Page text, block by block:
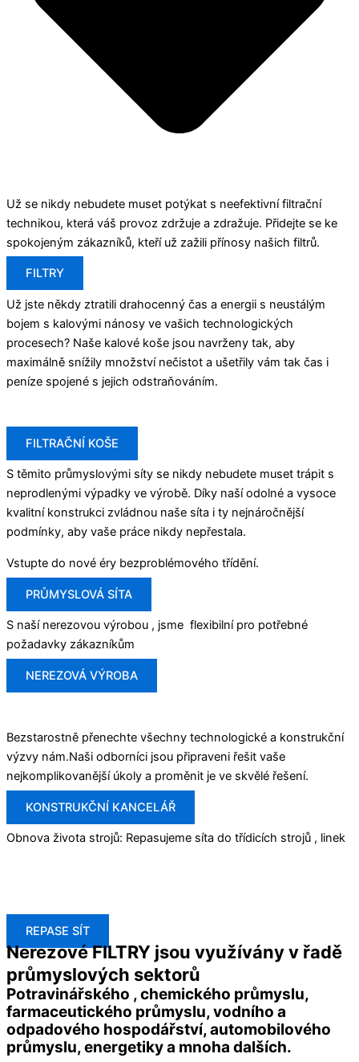
Už se nikdy nebudete muset potýkat s neefektivní filtrační
technikou, která váš provoz zdržuje a zdražuje. Přidejte se ke
spokojeným zákazníků, kteří už zažili přínosy našich filtrů.
FILTRY
Už jste někdy ztratili drahocenný čas a energii s neustálým
bojem s kalovými nánosy ve vašich technologických
procesech? Naše kalové koše jsou navrženy tak, aby
maximálně snížily množství nečistot a ušetřily vám tak čas i
peníze spojené s jejich odstraňováním.
FILTRAČNÍ KOŠE
S těmito průmyslovými síty se nikdy nebudete muset trápit s
neprodlenými výpadky ve výrobě. Díky naší odolné a vysoce
kvalitní konstrukci zvládnou naše síta i ty nejnáročnější
podmínky, aby vaše práce nikdy nepřestala.
Vstupte do nové éry bezproblémového třídění.
PRŮMYSLOVÁ SÍTA
S naší nerezovou výrobou , jsme flexibilní pro potřebné
požadavky zákazníkům
NEREZOVÁ VÝROBA
Bezstarostně přenechte všechny technologické a konstrukční
výzvy nám.Naši odborníci jsou připraveni řešit vaše
nejkomplikovanější úkoly a proměnit je ve skvělé řešení.
KONSTRUKČNÍ KANCELÁŘ
Obnova života strojů: Repasujeme síta do třídicích strojů , linek
REPASE SÍT
Nerezové FILTRY jsou využívány v řadě
průmyslových sektorů
Potravinářského , chemického průmyslu,
farmaceutického průmyslu, vodního a
odpadového hospodářství, automobilového
průmyslu, energetiky a mnoha dalších.